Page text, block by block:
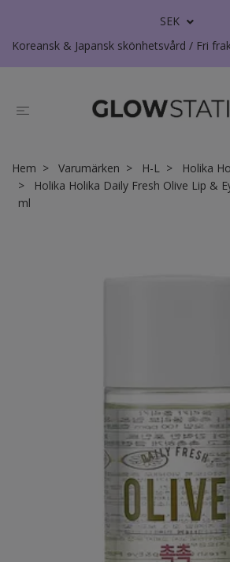
SEK
Koreansk & Japansk skönhetsvård / Fri
Hem Varumärken H-L
Holika
Holika Holika Daily Fresh Olive Lip &
ml